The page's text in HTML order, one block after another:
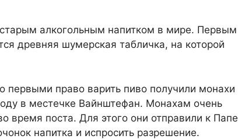
алкогольным напитком в мире. Первым
древняя шумерская табличка, на которой
первыми право варить пиво получили монахи
в местечке Вайнштефан. Монахам очень
время поста. Для этого они отправили к Папе
напитка и испросить разрешение.